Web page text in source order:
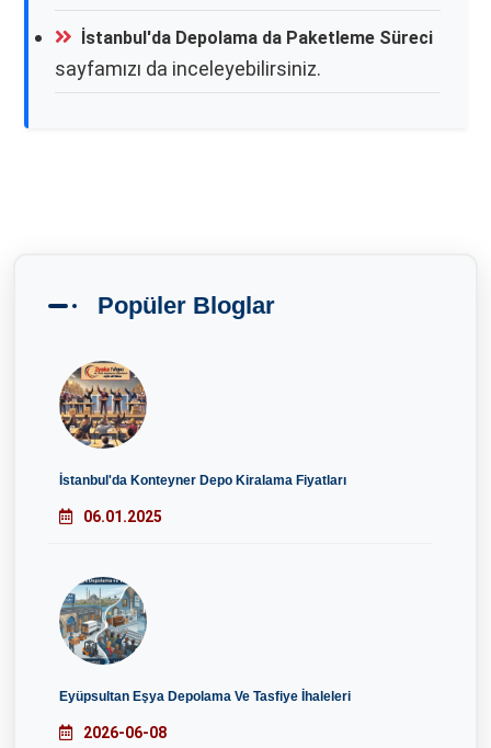
İstanbul'da Depolama da Paketleme Süreci
sayfamızı da inceleyebilirsiniz.
Popüler Bloglar
İstanbul'da Konteyner Depo Kiralama Fiyatları
06.01.2025
Eyüpsultan Eşya Depolama Ve Tasfiye İhaleleri
2026-06-08